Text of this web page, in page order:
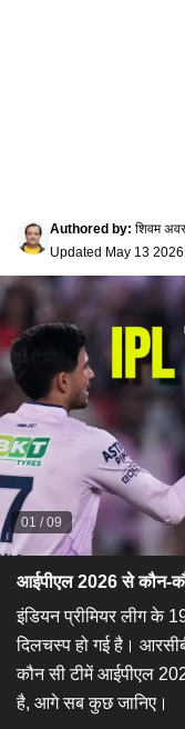
Authored by: शिवम
Updated May 13
01 /09
आईपीएल 2026 से कौन-
इंडियन प्रीमियर लीग
दिलचस्प हो गई है।
कौन सी टीमें आईपीएल
है, आगे सब कुछ जानिए।